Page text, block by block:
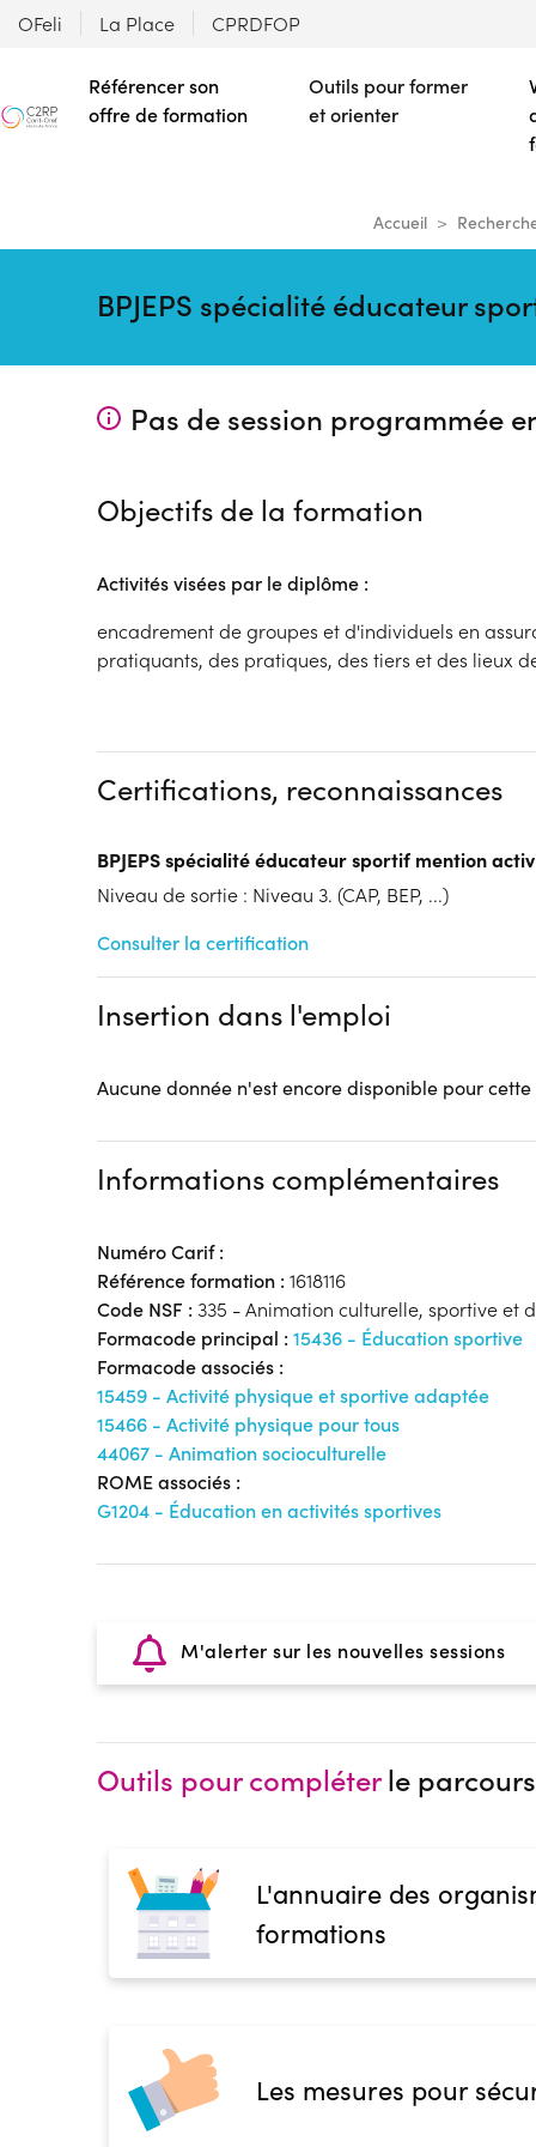
OFeli La Place CPRDFOP
Référencer son
offre de formation
Outils pour former
et orienter
Accueil
BPJEPS spécialité éducateur
Pas de session programmée
Objectifs de la formation
Activités visées par le diplôme :
encadrement de groupes et d'individuels en
pratiquants, des pratiques, des tiers et des lieux
Certifications, reconnaissances
BPJEPS spécialité éducateur sportif mention
Niveau de sortie : Niveau 3. (CAP, BEP, ...)
Consulter la certification
Insertion dans l'emploi
Aucune donnée n'est encore disponible pour
Informations complémentaires
Numéro Carif :
Référence formation : 1618116
Code NSF : 335 - Animation culturelle, sportive et
Formacode principal : 15436 - Éducation sportive
Formacode associés :
15459 - Activité physique et sportive adaptée
15466 - Activité physique pour tous
44067 - Animation socioculturelle
ROME associés :
G1204 - Éducation en activités sportives
M'alerter sur les nouvelles sessions
Outils pour compléterle
L'annuaire des
formations
Les mesures pour